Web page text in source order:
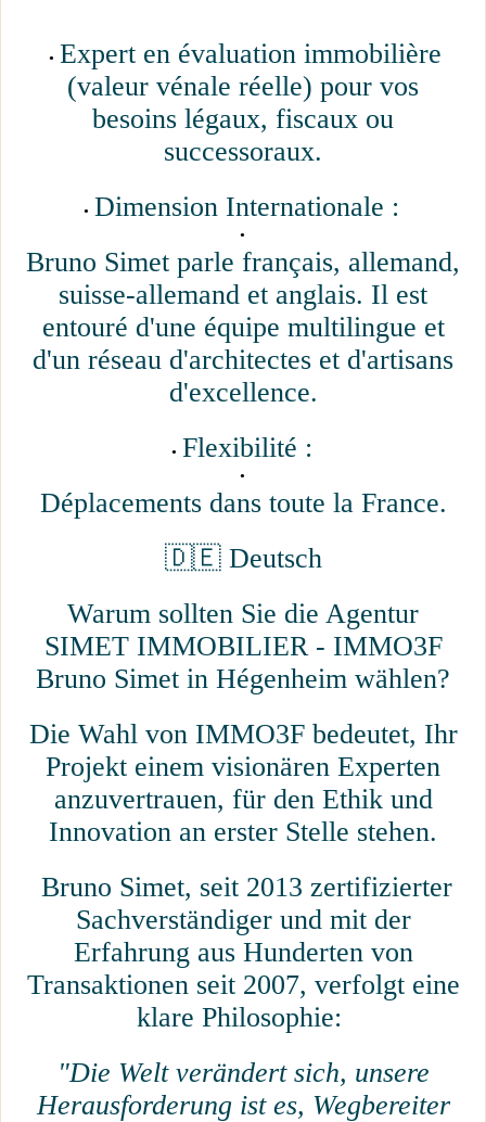
Expert en évaluation immobilière
(valeur vénale réelle) pour vos
besoins légaux, fiscaux ou
successoraux.
Dimension Internationale :
Bruno Simet parle français, allemand,
suisse-allemand et anglais. Il est
entouré d'une équipe multilingue et
d'un réseau d'architectes et d'artisans
d'excellence.
Flexibilité :
Déplacements dans toute la France.
🇩🇪 Deutsch
Warum sollten Sie die Agentur
SIMET IMMOBILIER - IMMO3F
Bruno Simet in Hégenheim wählen?
Die Wahl von IMMO3F bedeutet, Ihr
Projekt einem visionären Experten
anzuvertrauen, für den Ethik und
Innovation an erster Stelle stehen.
Bruno Simet, seit 2013 zertifizierter
Sachverständiger und mit der
Erfahrung aus Hunderten von
Transaktionen seit 2007, verfolgt eine
klare Philosophie:
"Die Welt verändert sich, unsere
Herausforderung ist es, Wegbereiter